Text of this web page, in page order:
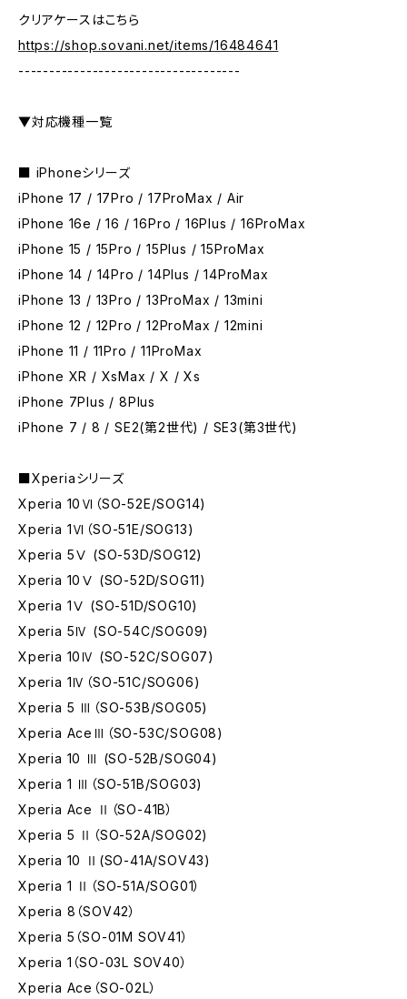
クリアケースはこちら
https://shop.sovani.net/items/16484641
------------------------------------
▼対応機種一覧
■ iPhoneシリーズ
iPhone 17 / 17Pro / 17ProMax / Air
iPhone 16e / 16 / 16Pro / 16Plus / 16ProMax
iPhone 15 / 15Pro / 15Plus / 15ProMax
iPhone 14 / 14Pro / 14Plus / 14ProMax
iPhone 13 / 13Pro / 13ProMax / 13mini
iPhone 12 / 12Pro / 12ProMax / 12mini
iPhone 11 / 11Pro / 11ProMax
iPhone XR / XsMax / X / Xs
iPhone 7Plus / 8Plus
iPhone 7 / 8 / SE2(第2世代) / SE3(第3世代)
■Xperiaシリーズ
Xperia 10Ⅵ（SO-52E/SOG14)
Xperia 1Ⅵ（SO-51E/SOG13)
Xperia 5Ⅴ (SO-53D/SOG12)
Xperia 10Ⅴ (SO-52D/SOG11)
Xperia 1Ⅴ (SO-51D/SOG10)
Xperia 5Ⅳ (SO-54C/SOG09)
Xperia 10Ⅳ (SO-52C/SOG07)
Xperia 1Ⅳ（SO-51C/SOG06)
Xperia 5 Ⅲ（SO-53B/SOG05)
Xperia AceⅢ（SO-53C/SOG08)
Xperia 10 Ⅲ (SO-52B/SOG04)
Xperia 1 Ⅲ（SO-51B/SOG03)
Xperia Ace Ⅱ（SO-41B）
Xperia 5 Ⅱ（SO-52A/SOG02)
Xperia 10 Ⅱ(SO-41A/SOV43)
Xperia 1 Ⅱ（SO-51A/SOG01）
Xperia 8（SOV42）
Xperia 5（SO-01M SOV41）
Xperia 1（SO-03L SOV40）
Xperia Ace（SO-02L）